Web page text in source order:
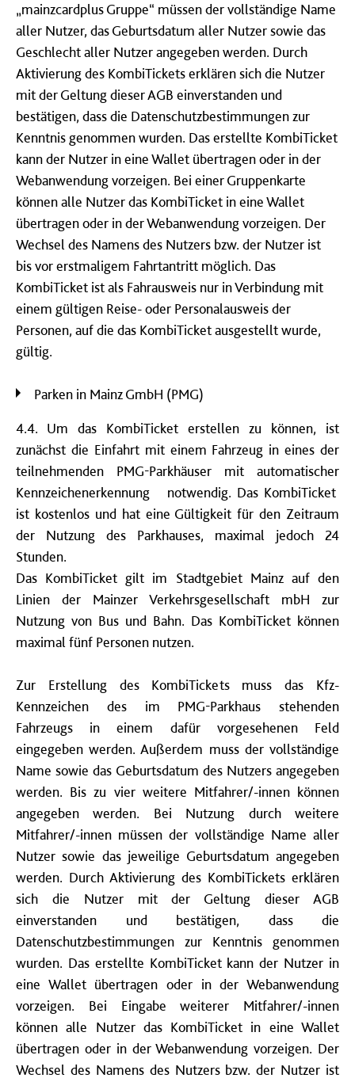
„mainzcardplus Gruppe“ müssen der vollständige Name
aller Nutzer, das Geburtsdatum aller Nutzer sowie das
Geschlecht aller Nutzer angegeben werden. Durch
Aktivierung des KombiTickets erklären sich die Nutzer
mit der Geltung dieser AGB einverstanden und
bestätigen, dass die Datenschutzbestimmungen zur
Kenntnis genommen wurden. Das erstellte KombiTicket
kann der Nutzer in eine Wallet übertragen oder in der
Webanwendung vorzeigen. Bei einer Gruppenkarte
können alle Nutzer das KombiTicket in eine Wallet
übertragen oder in der Webanwendung vorzeigen. Der
Wechsel des Namens des Nutzers bzw. der Nutzer ist
bis vor erstmaligem Fahrtantritt möglich. Das
KombiTicket ist als Fahrausweis nur in Verbindung mit
einem gültigen Reise- oder Personalausweis der
Personen, auf die das KombiTicket ausgestellt wurde,
gültig.
Parken in Mainz GmbH (PMG)
4.4. Um das KombiTicket erstellen zu können, ist
zunächst die Einfahrt mit einem Fahrzeug in eines der
teilnehmenden PMG-Parkhäuser mit automatischer
Kennzeichenerkennung notwendig. Das KombiTicket
ist kostenlos und hat eine Gültigkeit für den Zeitraum
der Nutzung des Parkhauses, maximal jedoch 24
Stunden.
Das KombiTicket gilt im Stadtgebiet Mainz auf den
Linien der Mainzer Verkehrsgesellschaft mbH zur
Nutzung von Bus und Bahn. Das KombiTicket können
maximal fünf Personen nutzen.
Zur Erstellung des KombiTickets muss das Kfz-
Kennzeichen des im PMG-Parkhaus stehenden
Fahrzeugs in einem dafür vorgesehenen Feld
eingegeben werden. Außerdem muss der vollständige
Name sowie das Geburtsdatum des Nutzers angegeben
werden. Bis zu vier weitere Mitfahrer/-innen können
angegeben werden. Bei Nutzung durch weitere
Mitfahrer/-innen müssen der vollständige Name aller
Nutzer sowie das jeweilige Geburtsdatum angegeben
werden. Durch Aktivierung des KombiTickets erklären
sich die Nutzer mit der Geltung dieser AGB
einverstanden und bestätigen, dass die
Datenschutzbestimmungen zur Kenntnis genommen
wurden. Das erstellte KombiTicket kann der Nutzer in
eine Wallet übertragen oder in der Webanwendung
vorzeigen. Bei Eingabe weiterer Mitfahrer/-innen
können alle Nutzer das KombiTicket in eine Wallet
übertragen oder in der Webanwendung vorzeigen. Der
Wechsel des Namens des Nutzers bzw. der Nutzer ist